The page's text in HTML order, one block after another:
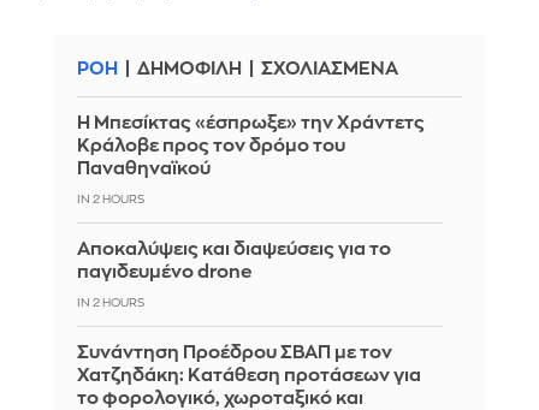
ΡΟΗ ΔΗΜΟΦΙΛΗ ΣΧΟΛΙΑΣΜΕΝΑ
Η Μπεσίκτας «έσπρωξε» την Χράντετς
Κράλοβε προς τον δρόμο του
Παναθηναϊκού
IN 2 HOURS
Αποκαλύψεις και διαψεύσεις για το
παγιδευμένο drone
IN 2 HOURS
Συνάντηση Προέδρου ΣΒΑΠ με τον
Χατζηδάκη: Κατάθεση προτάσεων για
το φορολογικό, χωροταξικό και